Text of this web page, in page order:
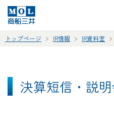
トップページ IR情報 IR資料室
決算短信・説